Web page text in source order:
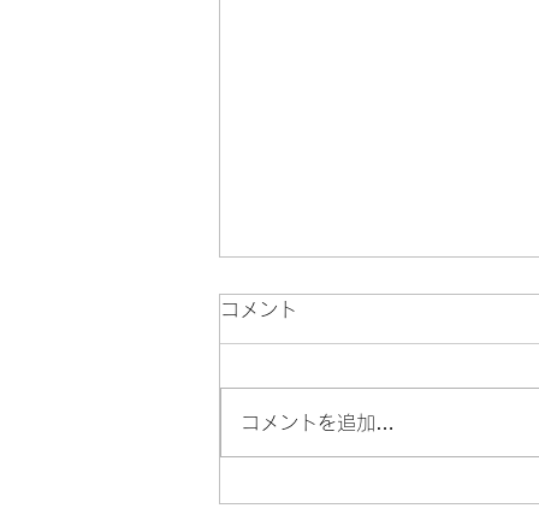
100円de銭湯
コメント
コメントを追加…